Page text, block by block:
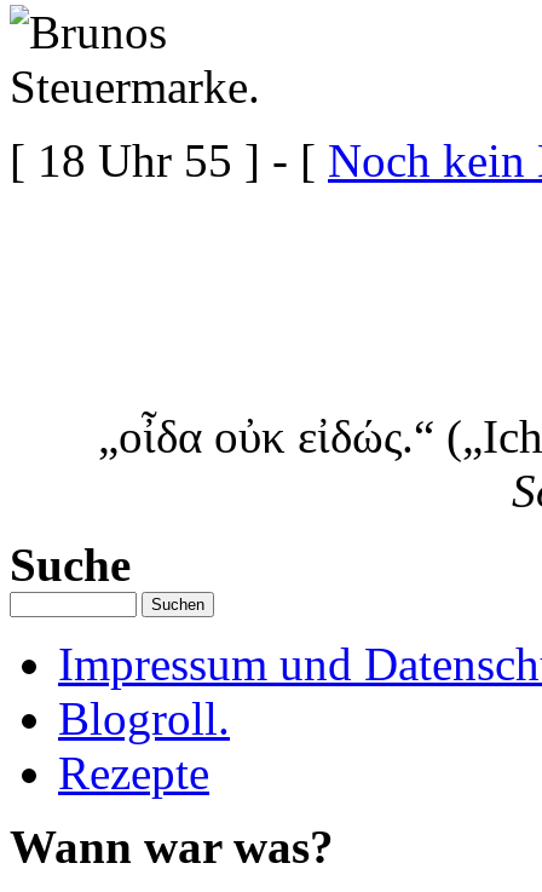
[ 18 Uhr 55 ] - [ Noch kein
„οἶδα οὐκ εἰδώς.“
Suche
Impressum und
Blogroll.
Rezepte
Wann war was?